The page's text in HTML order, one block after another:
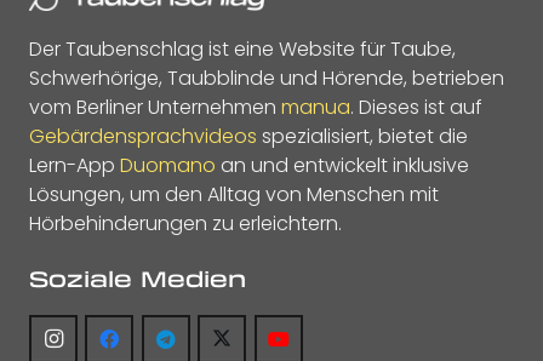
Der Taubenschlag ist eine Website für Taube,
Schwerhörige, Taubblinde und Hörende, betrieben
vom Berliner Unternehmen manua. Dieses ist auf
Gebärdensprachvideos spezialisiert, bietet die
Lern-App Duomano an und entwickelt inklusive
Lösungen, um den Alltag von Menschen mit
Hörbehinderungen zu erleichtern.
Soziale Medien